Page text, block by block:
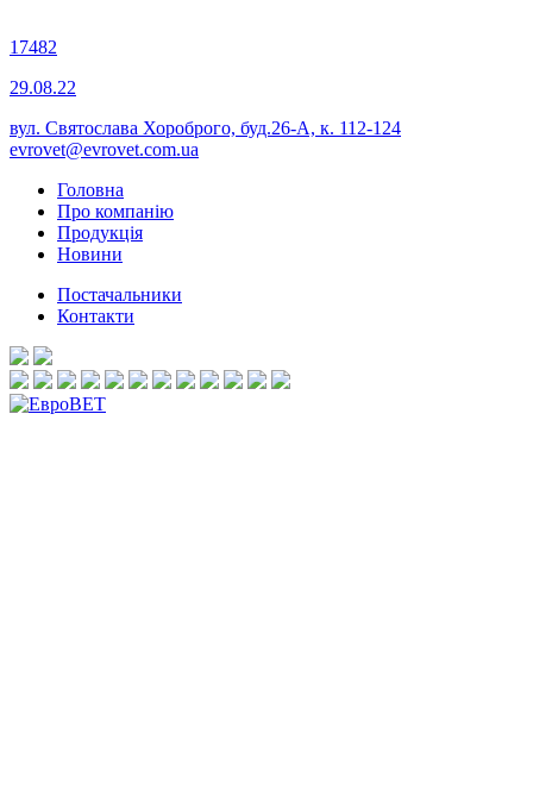
17482
29.08.22
вул. Святослава Хороброго, буд.26-А, к. 112-124
evrovet@evrovet.com.ua
Головна
Про компанію
Продукція
Новини
Постачальники
Контакти